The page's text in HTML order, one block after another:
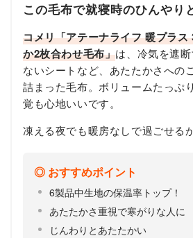
この毛布で就寝時のひんやり
コメリ「アテーナライフ 暖プラ
か2枚合わせ毛布」は、冷気を遮
ないシートなど、あたたかさへの
詰まった毛布。ボリュームたっぷ
覚も心地いいです。
凍える夜でも暖房なしで過ごせる
おすすめポイント
6製品中生地の保温率トップ！
あたたかさ重視で寒がりな人に
じんわりとあたたかい